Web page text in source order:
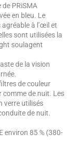
PRiSMA
en bleu. Le
à l’œil et
sont utilisées la
soulagent
de la vision
de couleur
comme de nuit. Les
verre utilisés
de nuit.
environ 85 % (380-